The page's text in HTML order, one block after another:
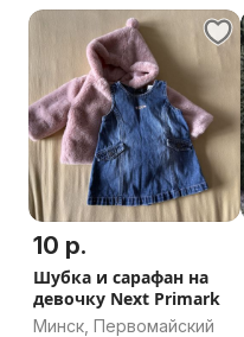
10 р.
Шубка и сарафан на
девочку Next Primark
Минск, Первомайский